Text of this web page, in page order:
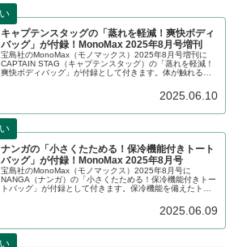
キャプテンスタッグの「蒸れを軽減！爽快ボディ
バッグ」が付録！MonoMax 2025年8月号増刊
宝島社のMonoMax（モノマックス）2025年8月号増刊に
CAPTAIN STAG（キャプテンスタッグ）の「蒸れを軽減！
爽快ボディバッグ」が付録として付きます。体が触れるバ
シュ素材を使用しているボディバッグです。詳細をレビュ
2025.06.10
ナンガの「小さくたためる！保冷機能付きトート
バッグ」が付録！MonoMax 2025年8月号
宝島社のMonoMax（モノマックス）2025年8月号に
NANGA（ナンガ）の「小さくたためる！保冷機能付きトー
トバッグ」が付録として付きます。保冷機能を備えたトー
手のひらサイズほどに小さくなります。詳細をレビューし
2025.06.09